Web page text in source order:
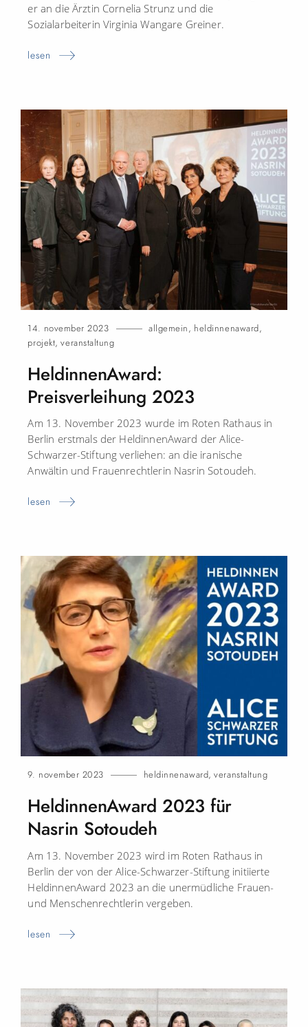
er an die Ärztin Cornelia Strunz und die
Sozialarbeiterin Virginia Wangare Greiner.
lesen
14. november 2023 allgemein, heldinnenaward,
projekt,veranstaltung
HeldinnenAward:
Preisverleihung 2023
Am 13. November 2023 wurde im Roten Rathaus in
Berlin erstmals der HeldinnenAward der Alice-
Schwarzer-Stiftung verliehen: an die iranische
Anwältin und Frauenrechtlerin Nasrin Sotoudeh.
lesen
9. november 2023 heldinnenaward,veranstaltung
HeldinnenAward 2023 für
Nasrin Sotoudeh
Am 13. November 2023 wird im Roten Rathaus in
Berlin der von der Alice-Schwarzer-Stiftung initiierte
HeldinnenAward 2023 an die unermüdliche Frauen-
und Menschenrechtlerin vergeben.
lesen